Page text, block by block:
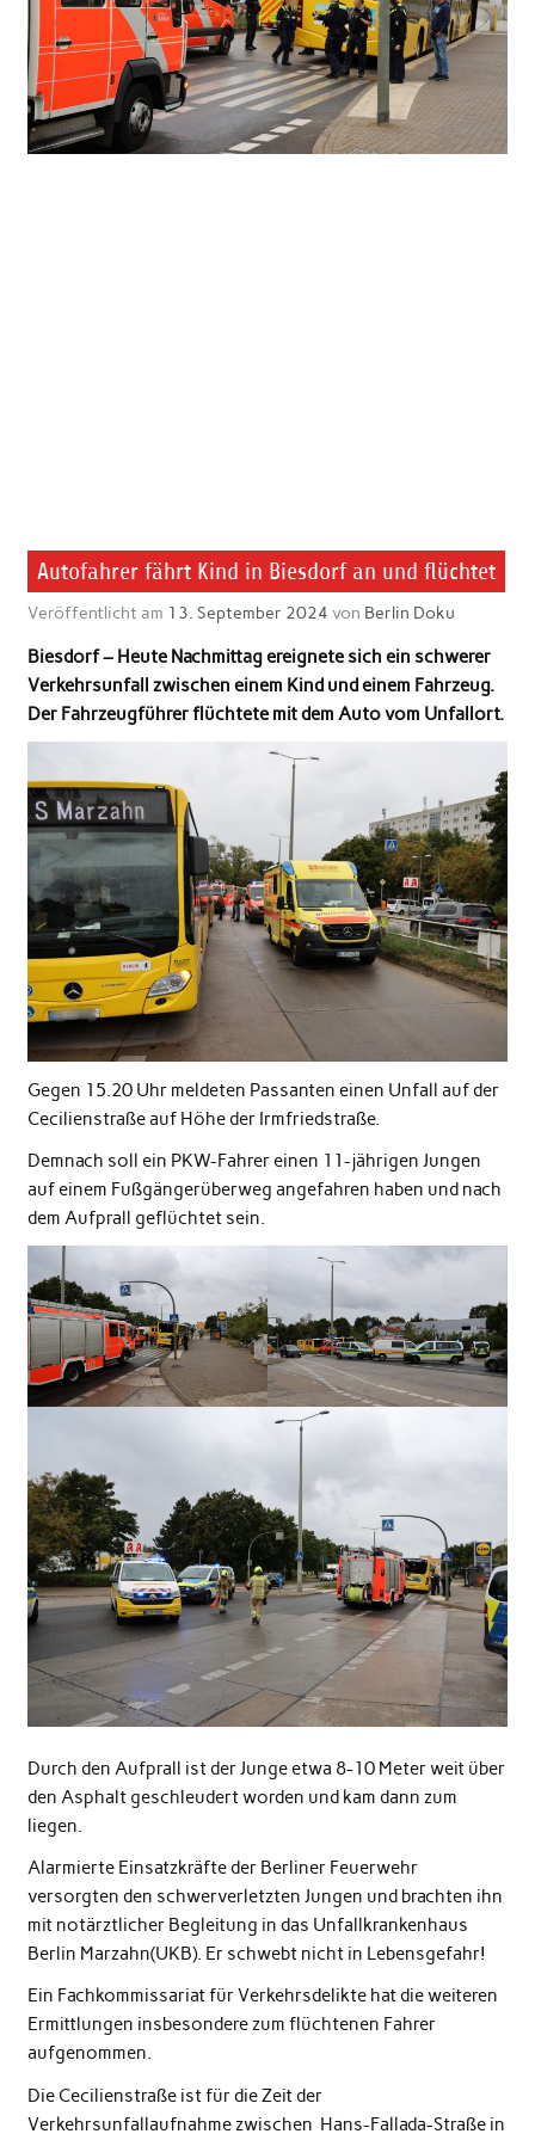
Autofahrer fährt Kind in Biesdorf an und flüchtet
Veröffentlicht am 13. September 2024 von Berlin Doku
Biesdorf – Heute Nachmittag ereignete sich ein schwerer
Verkehrsunfall zwischen einem Kind und einem Fahrzeug.
Der Fahrzeugführer flüchtete mit dem Auto vom Unfallort.
Gegen 15.20 Uhr meldeten Passanten einen Unfall auf der
Cecilienstraße auf Höhe der Irmfriedstraße.
Demnach soll ein PKW-Fahrer einen 11-jährigen Jungen
auf einem Fußgängerüberweg angefahren haben und nach
dem Aufprall geflüchtet sein.
Durch den Aufprall ist der Junge etwa 8-10 Meter weit über
den Asphalt geschleudert worden und kam dann zum
liegen.
Alarmierte Einsatzkräfte der Berliner Feuerwehr
versorgten den schwerverletzten Jungen und brachten ihn
mit notärztlicher Begleitung in das Unfallkrankenhaus
Berlin Marzahn(UKB). Er schwebt nicht in Lebensgefahr!
Ein Fachkommissariat für Verkehrsdelikte hat die weiteren
Ermittlungen insbesondere zum flüchtenen Fahrer
aufgenommen.
Die Cecilienstraße ist für die Zeit der
Verkehrsunfallaufnahme zwischen Hans-Fallada-Straße in